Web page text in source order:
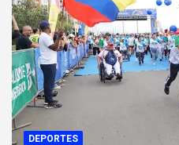
DEPORTES